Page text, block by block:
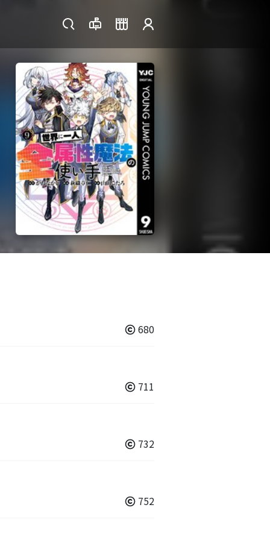
680
711
732
752